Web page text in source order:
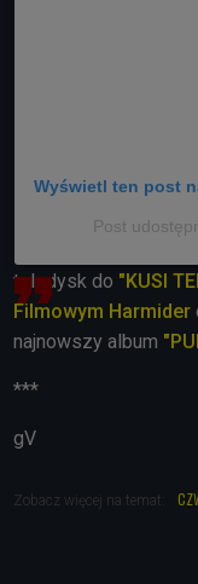
Wyświetl ten post
Post
teledysk do "KUSI
Filmowym Harmider
najnowszy album
***
gV
Zobacz więcej na temat: